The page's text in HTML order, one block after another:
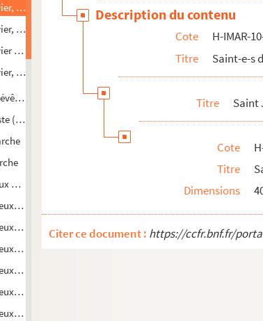
évêque et ses compagnons martyrs
évêque de Bénévent
et sainte Pélagie, martyrs à Nicopolis
martyr à Rome avec l'aîné des sept fils de sainte Félicitée
de Tuam
(fac simile de la première page d'un Bréviaire du Xve
Jacques de Voragine
Jacques de Salomon
Jacques de Salomon
Jacques de Bénéfactis
Jacques d'Ulm
Jacques de Bevagna
Jacques d'Ulm de l'ordre des Frères Prêcheurs
Description du contenu
Cote
H-IMAR-
Titre
Saint-e-s
Titre Saint
Cote
Titre
Dimensions
Citer ce document : https://ccfr.bnf.fr/